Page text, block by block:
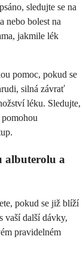
sledujte se na
nebo bolest na
jakmile lék
pomoc, pokud se
silná závrať
léku. Sledujte,
albuterolu a
pokud se již blíží
vaší další dávky,
pravidelném